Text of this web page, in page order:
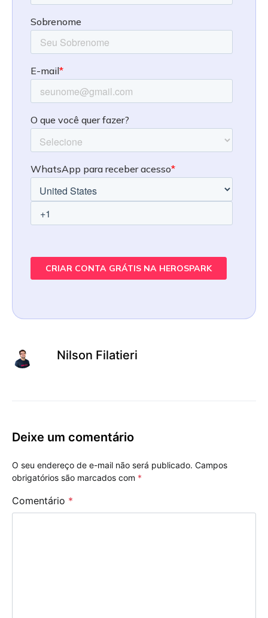
Nilson Filatieri
Deixe um comentário
O seu endereço de e-mail não será publicado. Campos
obrigatórios são marcados com *
Comentário *